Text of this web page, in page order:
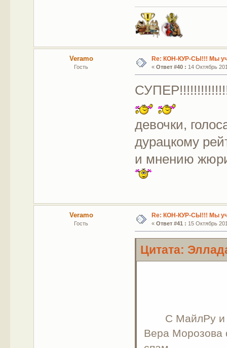
Veramo
Гость
Re: КОН-КУР-СЫ!!! Мы
« Ответ #40 : 14 Октябрь
девочки,
дурацкому
и мнению
Veramo
Гость
Re: КОН-КУР-СЫ!!! Мы
« Ответ #41 : 15 Октябрь
Цитата:
C МайлРу и
Вера